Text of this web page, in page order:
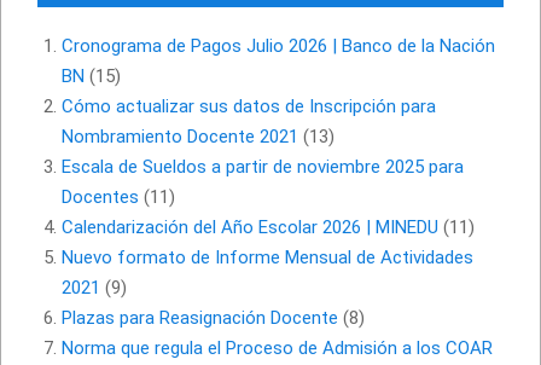
Cronograma de Pagos Julio 2026 | Banco de la Nación
BN (15)
Cómo actualizar sus datos de Inscripción para
Nombramiento Docente 2021 (13)
Escala de Sueldos a partir de noviembre 2025 para
Docentes (11)
Calendarización del Año Escolar 2026 | MINEDU (11)
Nuevo formato de Informe Mensual de Actividades
2021 (9)
Plazas para Reasignación Docente (8)
Norma que regula el Proceso de Admisión a los COAR